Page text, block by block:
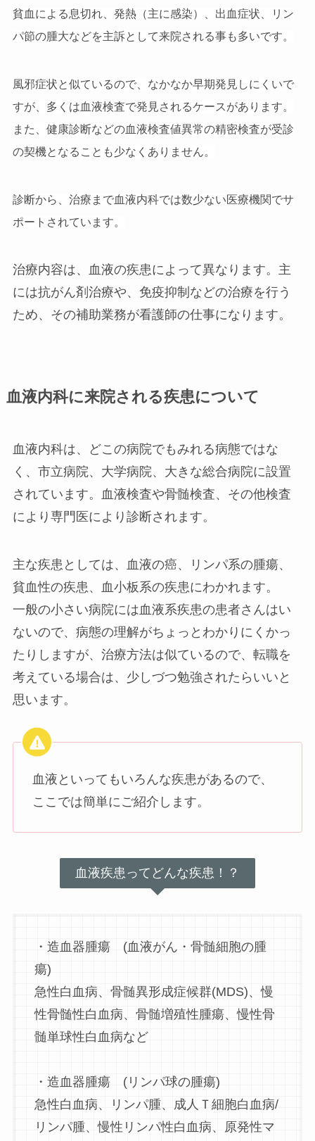
貧血による息切れ、発熱（主に感染）、出血症状、リン
パ節の腫大などを主訴として来院される事も多いです。
風邪症状と似ているので、なかなか早期発見しにくいで
すが、多くは血液検査で発見されるケースがあります。
また、健康診断などの血液検査値異常の精密検査が受診
の契機となることも少なくありません。
診断から、治療まで血液内科では数少ない医療機関でサ
ポートされています。
治療内容は、血液の疾患によって異なります。主
には抗がん剤治療や、免疫抑制などの治療を行う
ため、その補助業務が看護師の仕事になります。
血液内科に来院される疾患について
血液内科は、どこの病院でもみれる病態ではな
く、市立病院、大学病院、大きな総合病院に設置
されています。血液検査や骨髄検査、その他検査
により専門医により診断されます。
主な疾患としては、血液の癌、リンパ系の腫瘍、
貧血性の疾患、血小板系の疾患にわかれます。
一般の小さい病院には血液系疾患の患者さんはい
ないので、病態の理解がちょっとわかりにくかっ
たりしますが、治療方法は似ているので、転職を
考えている場合は、少しづつ勉強されたらいいと
思います。
血液といってもいろんな疾患があるので、
ここでは簡単にご紹介します。
血液疾患ってどんな疾患！？
・造血器腫瘍 (血液がん・骨髄細胞の腫
瘍)
急性白血病、骨髄異形成症候群(MDS)、慢
性骨髄性白血病、骨髄増殖性腫瘍、慢性骨
髄単球性白血病など
・造血器腫瘍 (リンパ球の腫瘍)
急性白血病、リンパ腫、成人Ｔ細胞白血病/
リンパ腫、慢性リンパ性白血病、原発性マ